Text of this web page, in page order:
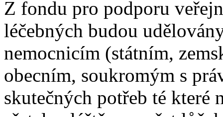
Z fondu pro podporu
léčebných budou
nemocnicím (státním,
obecním, soukromým s
skutečných potřeb té které